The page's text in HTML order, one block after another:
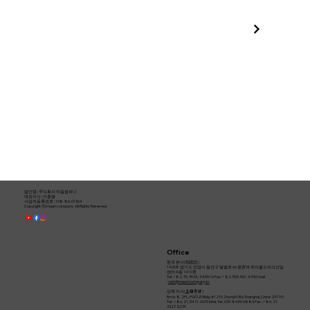
법인명 : ​주식회사 마음컴퍼니
대표이사 : 이충열
사업자등록번호 : 108-86-01364​
Copyright ⓒmaum company All Rights Reserved.
Office
한국 본사(韩国总)
14058 경기도 안양시 동안구 벌말로 66 평촌역 하이필드지식산업
센터 A동 1410호
Tel: +82. 70. 7434. 4455~6 Fax: +82. 505. 561. 4456 mail
:cert@maumcompany.kr
상해 지사(
上海支社 )
Rm b-8, 2FL, FOCUS Bldg, #1215 ZhongYi-Rd, Shanghai, China 201101
Tel : +86. 21. 5471. 0070 inter Tel : 070-8639-0886 Fax : +86. 21.
3327. 5274